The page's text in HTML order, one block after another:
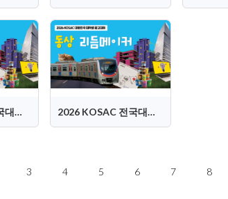
2026 KOSAC 전국대회 동상 (잇지) 2026 KOSAC 전국대회 동상 (리듬메이커)
3 4 5 6 7 8